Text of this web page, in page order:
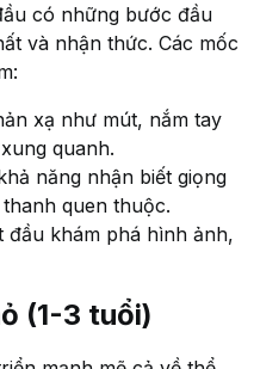
có những bước đầu
và nhận thức. Các mốc
xạ như mút, nắm tay
quanh.
năng nhận biết giọng
quen thuộc.
đầu khám phá hình ảnh,
(1-3 tuổi)